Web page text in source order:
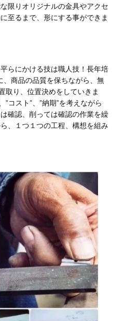
限りオリジナルの金具やアクセ
至るまで、形にする事ができま
らにかける技は職人技！長年培
、商品の品質を保ちながら、無
取り、位置決めをしていきま
コスト”、”納期”を考えながら
確認、削っては確認の作業を繰
、１つ１つの工程、構想を組み